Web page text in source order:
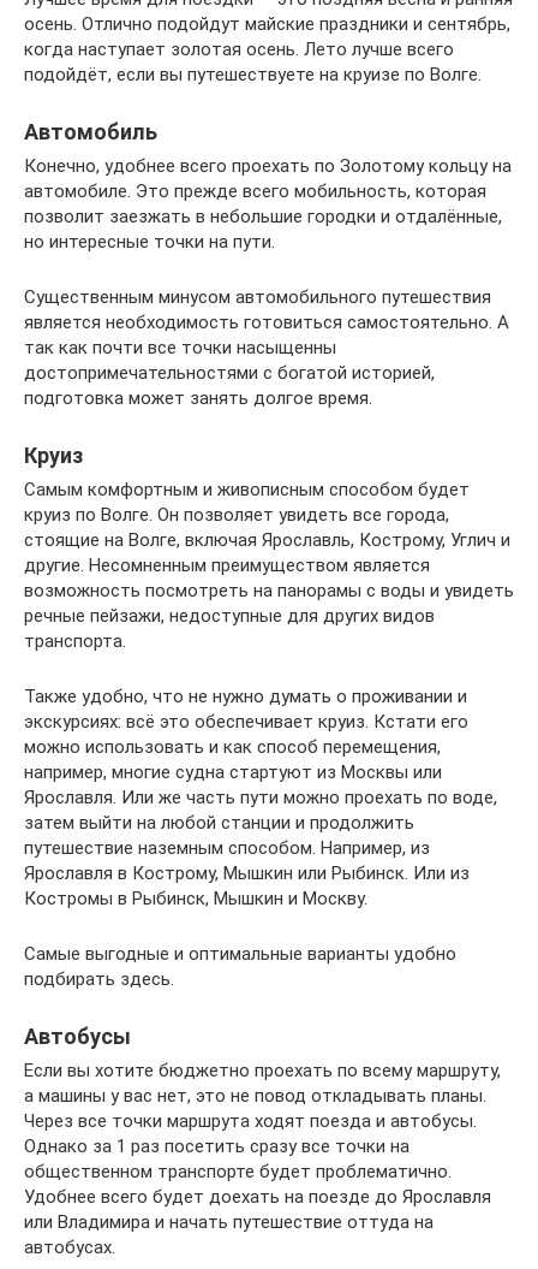
осень. Отлично подойдут майские праздники и сентябрь,
когда наступает золотая осень. Лето лучше всего
подойдёт, если вы путешествуете на круизе по Волге.
Автомобиль
Конечно, удобнее всего проехать по Золотому кольцу на
автомобиле. Это прежде всего мобильность, которая
позволит заезжать в небольшие городки и отдалённые,
но интересные точки на пути.
Существенным минусом автомобильного путешествия
является необходимость готовиться самостоятельно. А
так как почти все точки насыщенны
достопримечательностями с богатой историей,
подготовка может занять долгое время.
Круиз
Самым комфортным и живописным способом будет
круиз по Волге. Он позволяет увидеть все города,
стоящие на Волге, включая Ярославль, Кострому, Углич и
другие. Несомненным преимуществом является
возможность посмотреть на панорамы с воды и увидеть
речные пейзажи, недоступные для других видов
транспорта.
Также удобно, что не нужно думать о проживании и
экскурсиях: всё это обеспечивает круиз. Кстати его
можно использовать и как способ перемещения,
например, многие судна стартуют из Москвы или
Ярославля. Или же часть пути можно проехать по воде,
затем выйти на любой станции и продолжить
путешествие наземным способом. Например, из
Ярославля в Кострому, Мышкин или Рыбинск. Или из
Костромы в Рыбинск, Мышкин и Москву.
Самые выгодные и оптимальные варианты удобно
подбирать здесь.
Автобусы
Если вы хотите бюджетно проехать по всему маршруту,
а машины у вас нет, это не повод откладывать планы.
Через все точки маршрута ходят поезда и автобусы.
Однако за 1 раз посетить сразу все точки на
общественном транспорте будет проблематично.
Удобнее всего будет доехать на поезде до Ярославля
или Владимира и начать путешествие оттуда на
автобусах.